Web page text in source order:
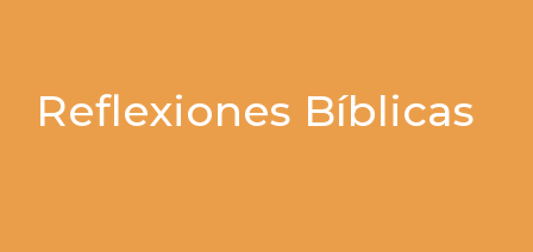
Reflexiones Bíblicas